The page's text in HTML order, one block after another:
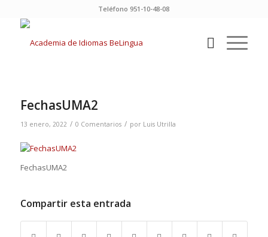
Teléfono 951-10-48-08
FechasUMA2
13 enero, 2022 / 0 Comentarios / por Luis Utrilla
FechasUMA2
Compartir esta entrada